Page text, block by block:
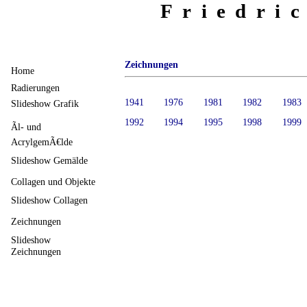
Zeichnungen
1941 1976 1981 1982
1983
1992
1994 1995 1998 1999
Home
Radierungen
Slideshow Grafik
Ãl- und
AcrylgemÃ€lde
Slideshow Gemälde
Collagen und Objekte
Slideshow Collagen
Zeichnungen
Slideshow
Zeichnungen